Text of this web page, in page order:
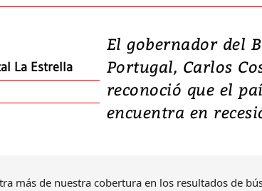
La Estrella
El gobernador del
Portugal, Carlos
reconoció que el
encuentra en
más de nuestra cobertura en los resultados de
Video,
deja
daños en